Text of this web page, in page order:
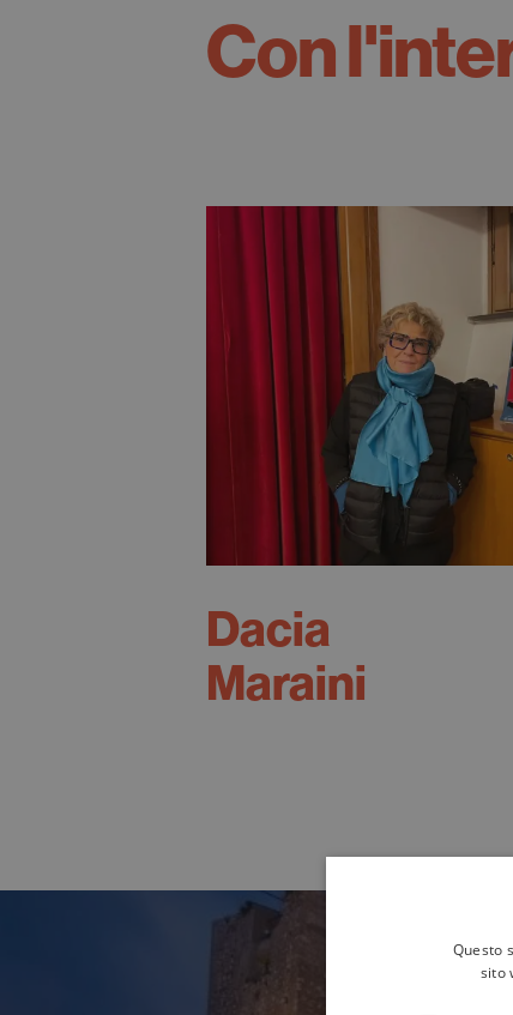
Con
Dacia
Maraini
Questo
sito